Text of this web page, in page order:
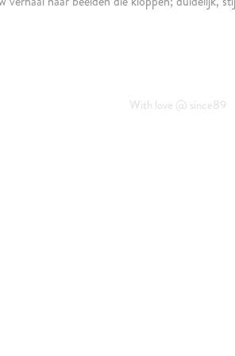
With love @ since89